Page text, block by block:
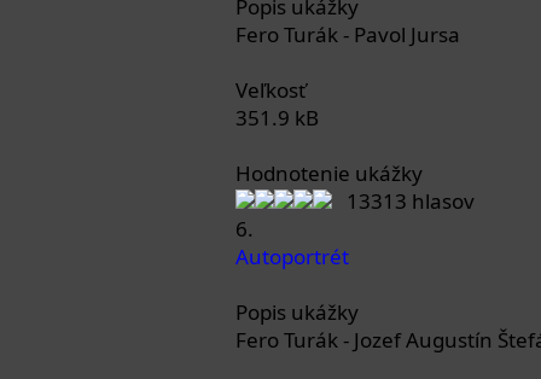
Popis ukážky
Fero Turák - Pavol Jursa
Veľkosť
351.9 kB
Hodnotenie ukážky
13313 hlasov
6.
Autoportrét
Popis ukážky
Fero Turák - Jozef Augustín